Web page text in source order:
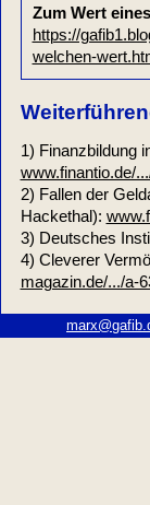
Zum Wert
https://
welchen-
1) Finanzbildung
www.finantio.de/
2) Fallen der
Hackethal):
3) Deutsches
4) Cleverer
magazin.de/.../a-